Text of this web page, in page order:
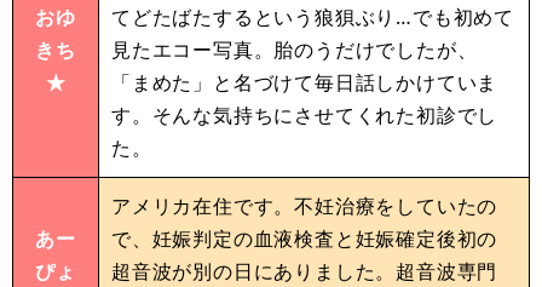
おゆ
きち
★
てどたばたするという狼狽ぶり…でも初めて
見たエコー写真。胎のうだけでしたが、
「まめた」と名づけて毎日話しかけていま
す。そんな気持ちにさせてくれた初診でし
た。
あー
ぴょ
アメリカ在住です。不妊治療をしていたの
で、妊娠判定の血液検査と妊娠確定後初の
超音波が別の日にありました。超音波専門